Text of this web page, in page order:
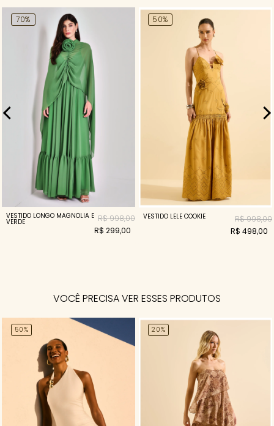
70%
VESTIDO LONGO MAGNOLIA E
VERDE
R$ 998,00
R$ 299,00
50%
VESTIDO LELE COOKIE
R$ 998,00
R$ 498,00
VOCÊ PRECISA VER ESSES PRODUTOS
50% 20%